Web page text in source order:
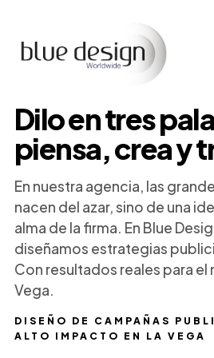
DISEÑO DE CAMPAÑAS
ALTO IMPACTO EN LA VEGA
Dilo en tres
piensa, crea y
En nuestra agencia, las
nacen del azar, sino de una
alma de la firma. En Blue
diseñamos estrategias
Con resultados reales para el
Vega.